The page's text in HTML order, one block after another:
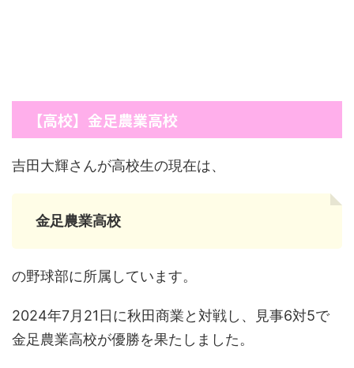
【高校】金足農業高校
吉田大輝さんが高校生の現在は、
金足農業高校
の野球部に所属しています。
2024年7月21日に秋田商業と対戦し、見事6対5で
金足農業高校が優勝を果たしました。